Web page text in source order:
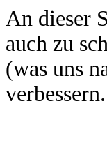
An dieser
auch zu
(was uns
verbessern.